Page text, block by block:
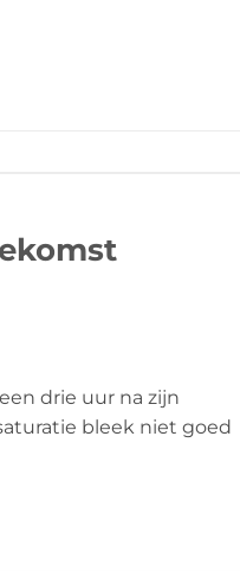
drie uur na zijn
bleek niet goed